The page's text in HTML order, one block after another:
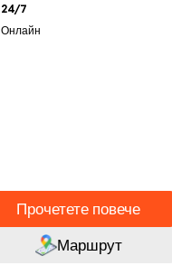
24/7
Онлайн
Прочетете повече
Маршрут